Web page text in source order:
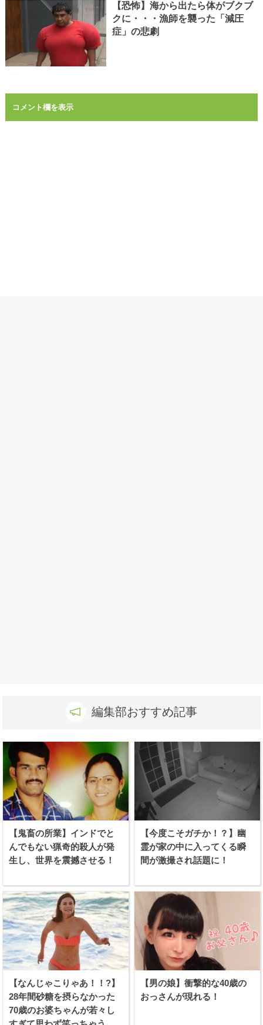
【恐怖】海から出たら体がブクブ
クに・・・漁師を襲った「減圧
症」の悲劇
コメント欄を表示
編集部おすすめ記事
【鬼畜の所業】インドでと
んでもない猟奇的殺人が発
生し、世界を震撼させる！
【今度こそガチか！？】幽
霊が家の中に入ってくる瞬
間が激撮され話題に！
【なんじゃこりゃあ！！?】
28年間砂糖を摂らなかった
70歳のお婆ちゃんが若々し
【男の娘】衝撃的な40歳の
おっさんが現れる！